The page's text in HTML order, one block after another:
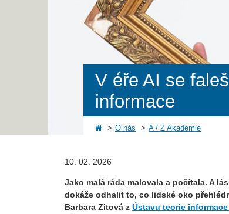
V éře AI se
informace
O nás A / Z Akademie
10. 02. 2026
Jako malá ráda malovala a počítala. A
dokáže odhalit to, co lidské oko
Barbara Zitová z Ústavu teorie